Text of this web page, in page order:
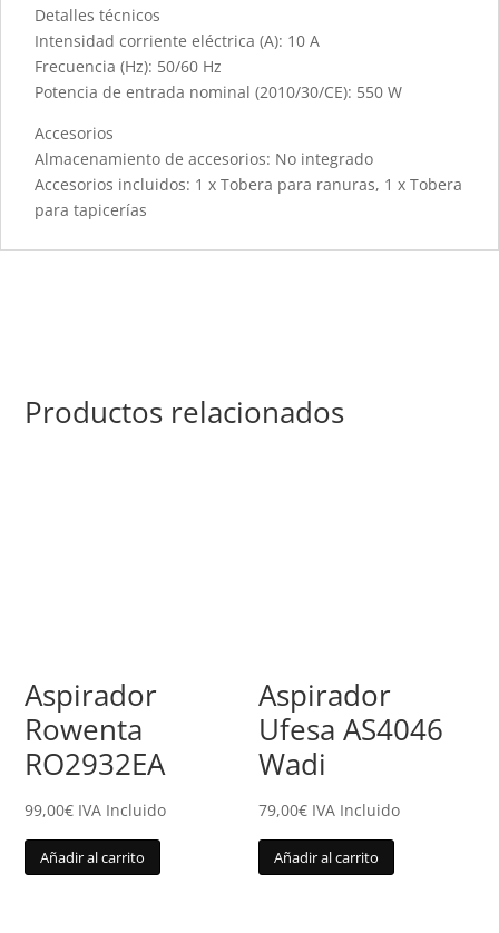
Detalles técnicos
Intensidad corriente eléctrica (A): 10 A
Frecuencia (Hz): 50/60 Hz
Potencia de entrada nominal (2010/30/CE): 550 W
Accesorios
Almacenamiento de accesorios: No integrado
Accesorios incluidos: 1 x Tobera para ranuras, 1 x Tobera
para tapicerías
Productos relacionados
Aspirador
Rowenta
RO2932EA
99,00€ IVA Incluido
Añadir al carrito
Aspirador
Ufesa AS4046
Wadi
79,00€ IVA Incluido
Añadir al carrito